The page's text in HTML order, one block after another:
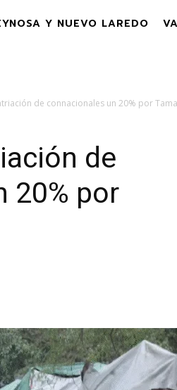
Y NUEVO LAREDO
de connacionales un 20% por
de
20% por